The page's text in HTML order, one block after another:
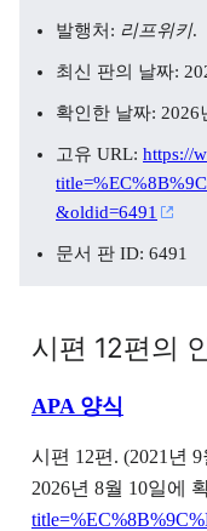
발행처: 리프위키.
최신 판의 날짜:
확인한 날짜: 2026
고유 URL: https://
&oldid=6491
문서 판 ID: 6491
시편 12편의
APA 양식
시편 12편. (2021년 9
2026년 8월 10일에